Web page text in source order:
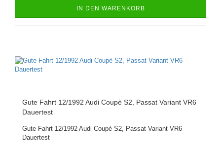
IN DEN WARENKORB
Gute Fahrt 12/1992 Audi Coupè S2, Passat Variant VR6
Dauertest
Gute Fahrt 12/1992 Audi Coupè S2, Passat Variant VR6
Dauertest